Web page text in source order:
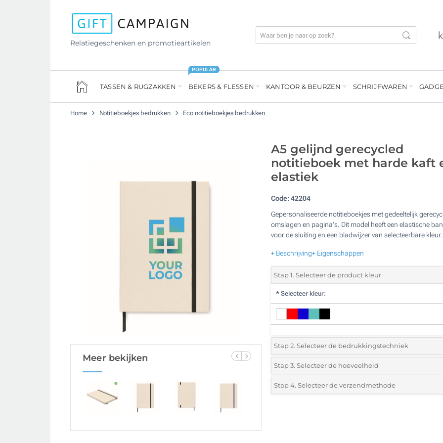
Relatiegeschenken en promotieartikelen
TASSEN & RUGZAKKEN BEKERS & FLESSEN
POPULAR
KANTOOR & BEURZEN SCHRIJFWAREN
Home Notitieboekjes bedrukken Eco notitieboekjes bedrukken
Meer bekijken
A5 gelijnd gerecycled
notitieboek met harde kaft
elastiek
Code:42204
Gepersonaliseerde notitieboekjes met gedeeltelijk
omslagen en pagina's. Dit model heeft een elastische
voor de sluiting en een bladwijzer van selecteerbare kleur.
+ Beschrijving+ Eigenschappen
Stap 1. Selecteer de product kleur
* Selecteer kleur:
Stap 2. Selecteer de bedrukkingstechniek
*Selecteer de bedrukking en kleuren van het logo:
1 Kleur (Op de kaft)
Stap 3. Selecteer de hoeveelheid
*Selecteer uit de lijst of voeg het gewenste aantal in
Stap 4. Selecteer de verzendmethode